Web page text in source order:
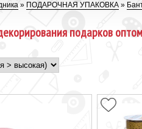
» ПОДАРОЧНАЯ УПАКОВКА »
подарков